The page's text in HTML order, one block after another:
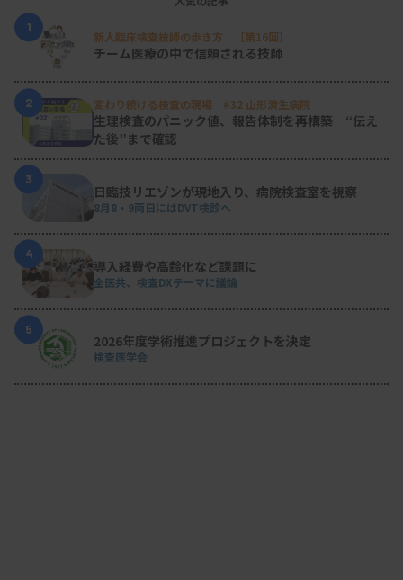
1
新人臨床検査技師の歩き方 ［第16回］
チーム医療の中で信頼される技師
2 変わり続ける検査の現場 #32 山形済生病院
生理検査のパニック値、報告体制を再構築 “伝え
た後”まで確認
3
日臨技リエゾンが現地入り、病院検査室を視察
8月8・9両日にはDVT検診へ
4
導入経費や高齢化など課題に
全医共、検査DXテーマに議論
5
2026年度学術推進プロジェクトを決定
検査医学会